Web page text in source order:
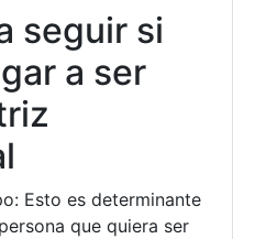
seguir si
a ser
Esto es determinante
que quiera ser